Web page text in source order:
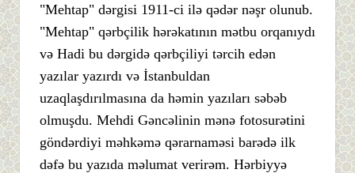
"Mehtap" dərgisi 1911-ci ilə qədər nəşr olunub.
"Mehtap" qərbçilik hərəkatının mətbu orqanıydı
və Hadi bu dərgidə qərbçiliyi tərcih edən
yazılar yazırdı və İstanbuldan
uzaqlaşdırılmasına da həmin yazıları səbəb
olmuşdu. Mehdi Gəncəlinin mənə fotosurətini
göndərdiyi məhkəmə qərarnaməsi barədə ilk
dəfə bu yazıda məlumat verirəm. Hərbiyyə